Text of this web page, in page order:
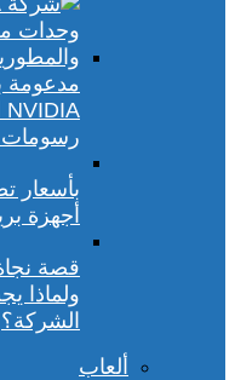
مدعومة
رسومات
أجهزة
ولماذا
الشركة؟
ألعاب